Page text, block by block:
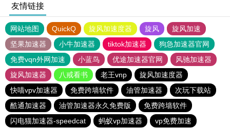
友情链接
网站地图 QuickQ 旋风加速度器 旋风
旋风加速
坚果加速器
小牛加速器 tiktok加速器
狗急加速器官网
免费vqn外网加速
小蓝鸟 优途加速器官网
风驰加速器
旋风加速器
八戒看书 老王vnp
旋风加速度器
快喵vpv加速器
免费跨墙软件 油管加速器
次玩下载站
酷通加速器
油管加速器永久免费版
免费跨墙软件
闪电猫加速器-speedcat
蚂蚁vp加速器 vp免费加速